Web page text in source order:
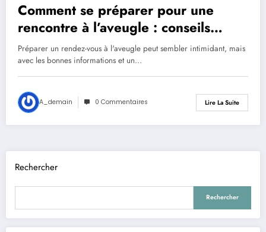
Comment se préparer pour une
rencontre à l’aveugle : conseils
pratiques
Préparer un rendez-vous à l'aveugle peut sembler intimidant, mais
avec les bonnes informations et un…
A_demain 0 Commentaires Lire La Suite
Rechercher
Rechercher